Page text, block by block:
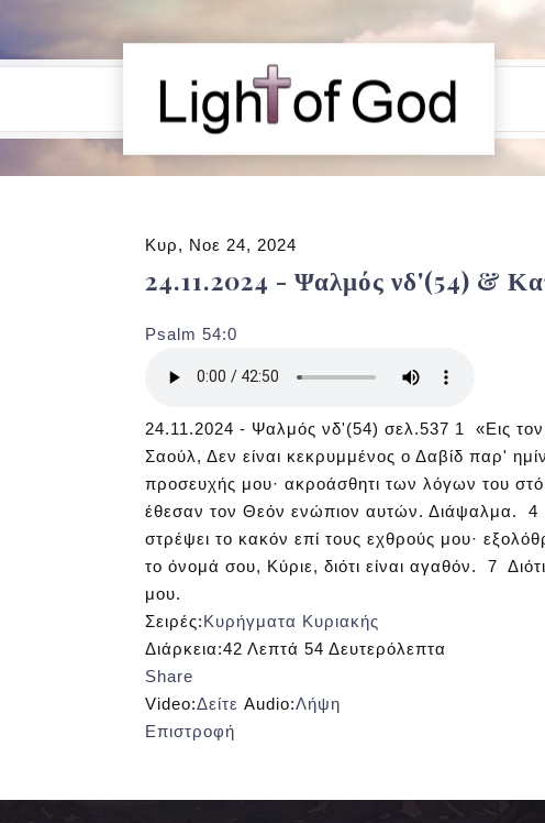
Κυρ, Νοε 24, 2024
24.11.2024 - Ψαλμός νδ'(54) &
Psalm 54:0
24.11.2024 - Ψαλμός νδ'(54) σελ.537 1 «Εις τον
Σαούλ, Δεν είναι κεκρυμμένος ο Δαβίδ παρ'
προσευχής μου· ακροάσθητι των λόγων του
έθεσαν τον Θεόν ενώπιον αυτών. Διάψαλμα. 4
στρέψει το κακόν επί τους εχθρούς μου·
το όνομά σου, Κύριε, διότι είναι αγαθόν. 7
μου.
Σειρές:Κυρήγματα Κυριακής
Διάρκεια:42 Λεπτά 54 Δευτερόλεπτα
Share
Video:Δείτε Audio:Λήψη
Επιστροφή